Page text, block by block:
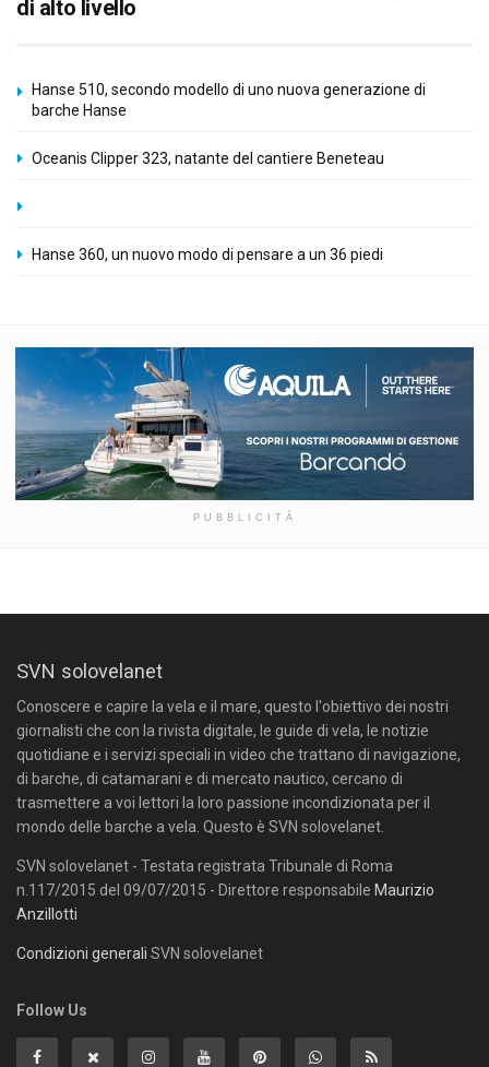
di alto livello
Hanse 510, secondo modello di uno nuova generazione di
barche Hanse
Oceanis Clipper 323, natante del cantiere Beneteau
Hanse 360, un nuovo modo di pensare a un 36 piedi
PUBBLICITÀ
SVN solovelanet
Conoscere e capire la vela e il mare, questo l'obiettivo dei nostri
giornalisti che con la rivista digitale, le guide di vela, le notizie
quotidiane e i servizi speciali in video che trattano di navigazione,
di barche, di catamarani e di mercato nautico, cercano di
trasmettere a voi lettori la loro passione incondizionata per il
mondo delle barche a vela. Questo è SVN solovelanet.
SVN solovelanet - Testata registrata Tribunale di Roma
n.117/2015 del 09/07/2015 - Direttore responsabile Maurizio
Anzillotti
Condizioni generali SVN solovelanet
Follow Us